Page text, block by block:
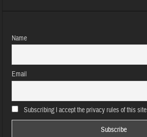
Name
Email
Subscribing I accept the privacy rules of this site